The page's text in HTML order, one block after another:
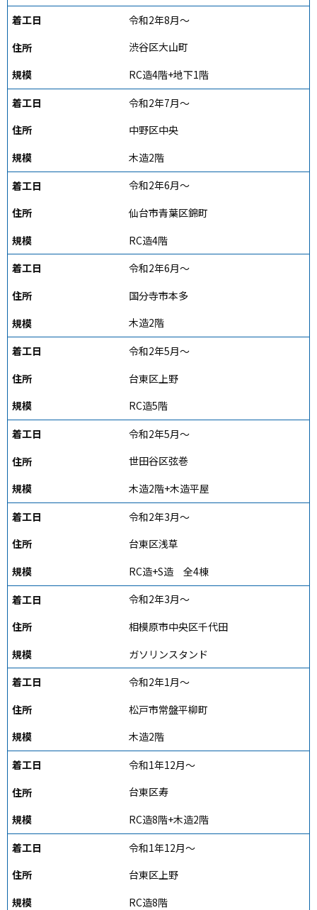
令和2年8月～
渋谷区大山町
RC造4階+地下1階
令和2年7月～
中野区中央
木造2階
令和2年6月～
仙台市青葉区錦町
RC造4階
令和2年6月～
国分寺市本多
木造2階
令和2年5月～
台東区上野
RC造5階
令和2年5月～
世田谷区弦巻
木造2階+木造平屋
令和2年3月～
台東区浅草
RC造+S造 全4棟
令和2年3月～
相模原市中央区千代田
ガソリンスタンド
令和2年1月～
松戸市常盤平柳町
木造2階
令和1年12月～
台東区寿
RC造8階+木造2階
令和1年12月～
台東区上野
RC造8階